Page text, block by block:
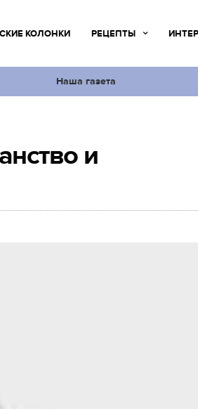
КОЛОНКИ РЕЦЕПТЫ
Наша газета
и